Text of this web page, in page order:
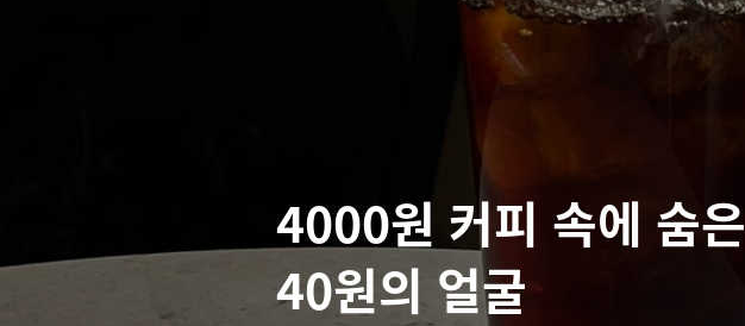
4000원 커피 속에 숨은
40원의 얼굴